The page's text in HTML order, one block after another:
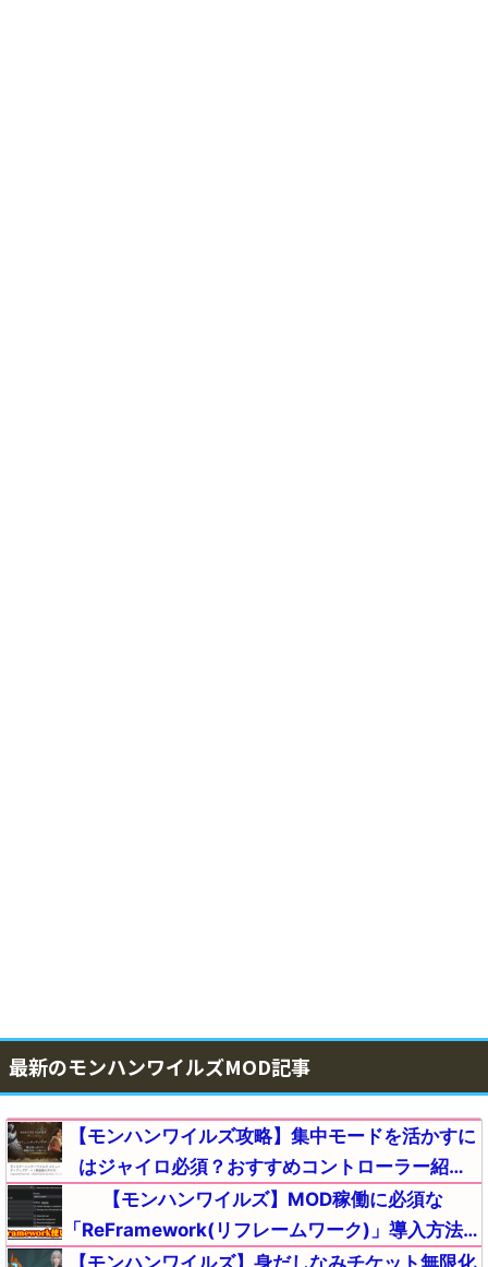
最新のモンハンワイルズMOD記事
【モンハンワイルズ攻略】集中モードを活かすに
はジャイロ必須？おすすめコントローラー紹介
【モンスターハンターMHWildsまとめ】
【モンハンワイルズ】MOD稼働に必須な
「ReFramework(リフレームワーク)」導入方法と
使い方｜起動しない(落ちる)時のエラー不具合の